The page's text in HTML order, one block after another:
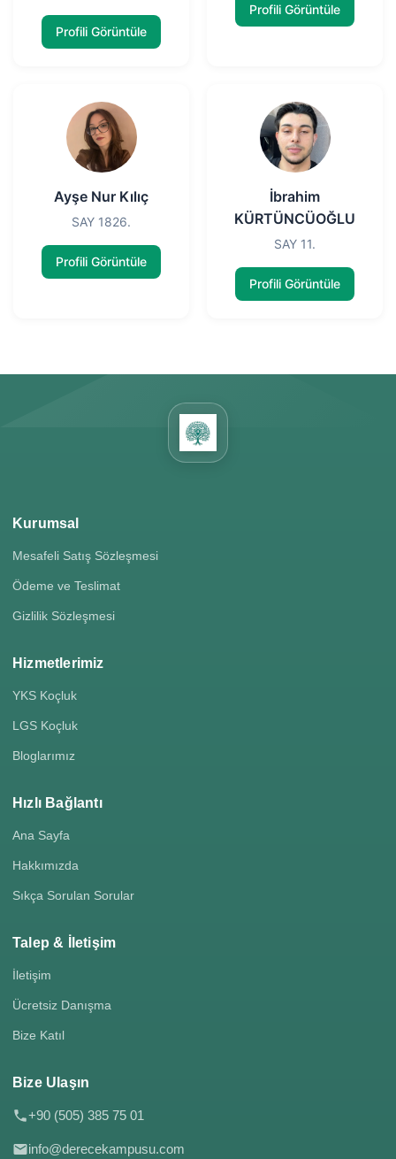
Profili Görüntüle
Profili Görüntüle
Ayşe Nur Kılıç
SAY 1826.
Profili Görüntüle
İbrahim
KÜRTÜNCÜOĞLU
SAY 11.
Profili Görüntüle
Kurumsal
Mesafeli Satış Sözleşmesi
Ödeme ve Teslimat
Gizlilik Sözleşmesi
Hizmetlerimiz
YKS Koçluk
LGS Koçluk
Bloglarımız
Hızlı Bağlantı
Ana Sayfa
Hakkımızda
Sıkça Sorulan Sorular
Talep & İletişim
İletişim
Ücretsiz Danışma
Bize Katıl
Bize Ulaşın
+90 (505) 385 75 01
info@derecekampusu.com